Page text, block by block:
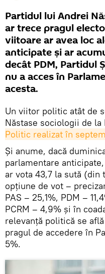
Partidul lui Andrei
ar trece pragul
viitoare ar avea loc
anticipate și ar
decât PDM, Partidul
nu a acces în
acesta.
Un viitor politic atât de
Năstase sociologii de la
Politic realizat în
Și anume, dacă
parlamentare
ar vota 43,7 la sută
opțiune de vot –
PAS – 25,1%, PDM –
PCRM – 4,9% și în
relevanță politică se
pragul de accedere în
5%.